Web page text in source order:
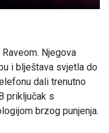
Njegova
i blještava svjetla do
dali trenutno
priključak s
brzog punjenja.